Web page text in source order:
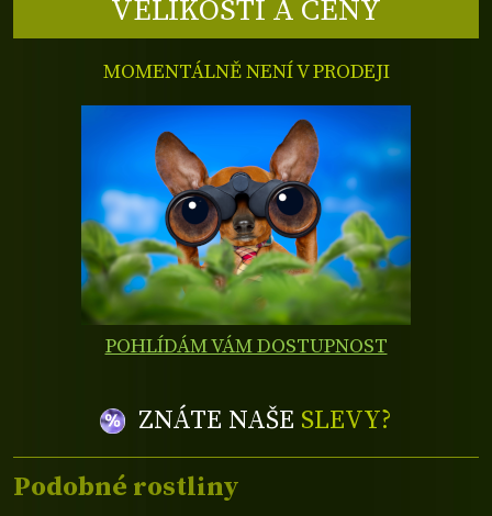
VELIKOSTI A CENY
MOMENTÁLNĚ NENÍ V PRODEJI
POHLÍDÁM VÁM DOSTUPNOST
ZNÁTE NAŠE SLEVY?
Podobné rostliny